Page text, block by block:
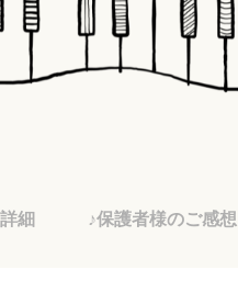
細 ♪保護者様のご感想